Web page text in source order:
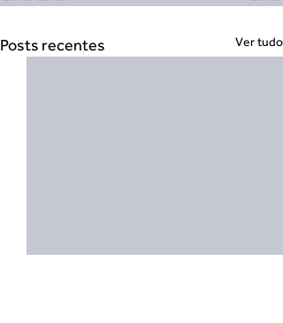
Posts recentes Ver tudo